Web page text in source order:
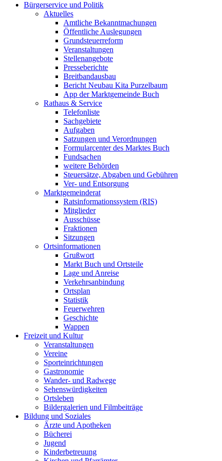
Bürgerservice und Politik
Aktuelles
Amtliche Bekanntmachungen
Öffentliche Auslegungen
Grundsteuerreform
Veranstaltungen
Stellenangebote
Presseberichte
Breitbandausbau
Bericht Neubau Kita Purzelbaum
App der Marktgemeinde Buch
Rathaus & Service
Telefonliste
Sachgebiete
Aufgaben
Satzungen und Verordnungen
Formularcenter des Marktes Buch
Fundsachen
weitere Behörden
Steuersätze, Abgaben und Gebühren
Ver- und Entsorgung
Marktgemeinderat
Ratsinformationssystem (RIS)
Mitglieder
Ausschüsse
Fraktionen
Sitzungen
Ortsinformationen
Grußwort
Markt Buch und Ortsteile
Lage und Anreise
Verkehrsanbindung
Ortsplan
Statistik
Feuerwehren
Geschichte
Wappen
Freizeit und Kultur
Veranstaltungen
Vereine
Sporteinrichtungen
Gastronomie
Wander- und Radwege
Sehenswürdigkeiten
Ortsleben
Bildergalerien und Filmbeiträge
Bildung und Soziales
Ärzte und Apotheken
Bücherei
Jugend
Kinderbetreuung